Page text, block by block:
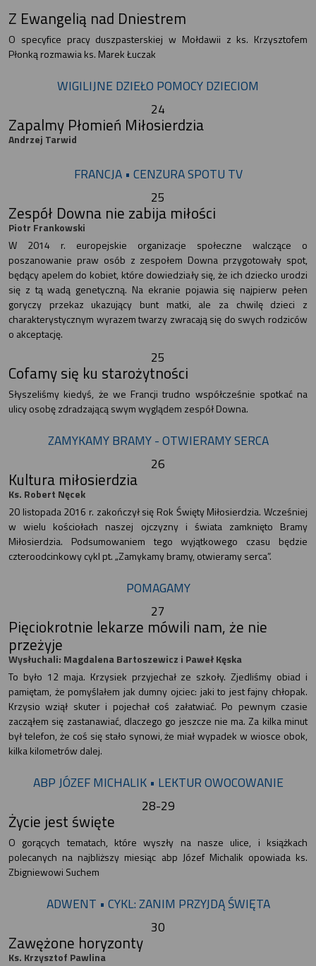
Z Ewangelią nad Dniestrem
O specyfice pracy duszpasterskiej w Mołdawii z ks. Krzysztofem
Płonką rozmawia ks. Marek Łuczak
WIGILIJNE DZIEŁO POMOCY DZIECIOM
24
Zapalmy Płomień Miłosierdzia
Andrzej Tarwid
FRANCJA • CENZURA SPOTU TV
25
Zespół Downa nie zabija miłości
Piotr Frankowski
W 2014 r. europejskie organizacje społeczne walczące o
poszanowanie praw osób z zespołem Downa przygotowały spot,
będący apelem do kobiet, które dowiedziały się, że ich dziecko urodzi
się z tą wadą genetyczną. Na ekranie pojawia się najpierw pełen
goryczy przekaz ukazujący bunt matki, ale za chwilę dzieci z
charakterystycznym wyrazem twarzy zwracają się do swych rodziców
o akceptację.
25
Cofamy się ku starożytności
Słyszeliśmy kiedyś, że we Francji trudno współcześnie spotkać na
ulicy osobę zdradzającą swym wyglądem zespół Downa.
ZAMYKAMY BRAMY - OTWIERAMY SERCA
26
Kultura miłosierdzia
Ks. Robert Nęcek
20 listopada 2016 r. zakończył się Rok Święty Miłosierdzia. Wcześniej
w wielu kościołach naszej ojczyzny i świata zamknięto Bramy
Miłosierdzia. Podsumowaniem tego wyjątkowego czasu będzie
czteroodcinkowy cykl pt. „Zamykamy bramy, otwieramy serca”.
POMAGAMY
27
Pięciokrotnie lekarze mówili nam, że nie
przeżyje
Wysłuchali: Magdalena Bartoszewicz i Paweł Kęska
To było 12 maja. Krzysiek przyjechał ze szkoły. Zjedliśmy obiad i
pamiętam, że pomyślałem jak dumny ojciec: jaki to jest fajny chłopak.
Krzysio wziął skuter i pojechał coś załatwiać. Po pewnym czasie
zacząłem się zastanawiać, dlaczego go jeszcze nie ma. Za kilka minut
był telefon, że coś się stało synowi, że miał wypadek w wiosce obok,
kilka kilometrów dalej.
ABP JÓZEF MICHALIK • LEKTUR OWOCOWANIE
28-29
Życie jest święte
O gorących tematach, które wyszły na nasze ulice, i książkach
polecanych na najbliższy miesiąc abp Józef Michalik opowiada ks.
Zbigniewowi Suchem
ADWENT • CYKL: ZANIM PRZYJDĄ ŚWIĘTA
30
Zawężone horyzonty
Ks. Krzysztof Pawlina